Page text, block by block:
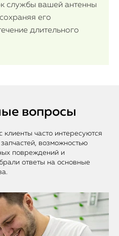
службы вашей антенны
его
длительного
вопросы
часто интересуются
возможностью
повреждений и
ответы на основные